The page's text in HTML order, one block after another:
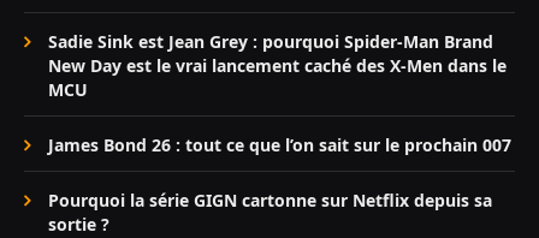
Sadie Sink est Jean Grey : pourquoi Spider-Man Brand
New Day est le vrai lancement caché des X-Men dans le
MCU
James Bond 26 : tout ce que l’on sait sur le prochain 007
Pourquoi la série GIGN cartonne sur Netflix depuis sa
sortie ?